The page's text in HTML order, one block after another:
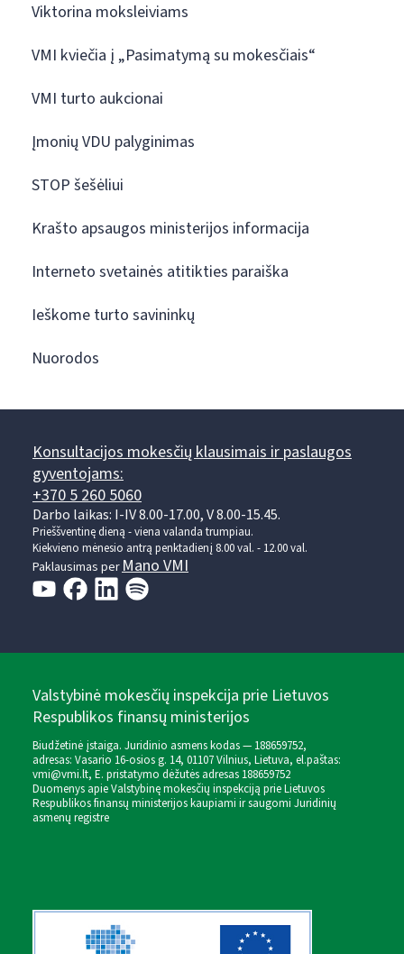
Viktorina moksleiviams
VMI kviečia į „Pasimatymą su mokesčiais“
VMI turto aukcionai
Įmonių VDU palyginimas
STOP šešėliui
Krašto apsaugos ministerijos informacija
Interneto svetainės atitikties paraiška
Ieškome turto savininkų
Nuorodos
Konsultacijos mokesčių klausimais ir paslaugos
gyventojams:
+370 5 260 5060
Darbo laikas: I-IV 8.00-17.00, V 8.00-15.45.
Prieššventinę dieną - viena valanda trumpiau.
Kiekvieno mėnesio antrą penktadienį 8.00 val. - 12.00 val.
Paklausimas perMano VMI
Valstybinė mokesčių inspekcija prie Lietuvos
Respublikos finansų ministerijos
Biudžetinė įstaiga. Juridinio asmens kodas — 188659752,
adresas: Vasario 16-osios g. 14, 01107 Vilnius, Lietuva, el.paštas:
vmi@vmi.lt, E. pristatymo dėžutės adresas 188659752
Duomenys apie Valstybinę mokesčių inspekciją prie Lietuvos
Respublikos finansų ministerijos kaupiami ir saugomi Juridinių
asmenų registre